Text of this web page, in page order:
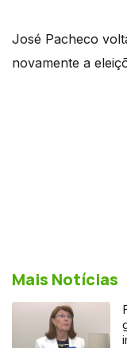
José Pacheco
novamente a
Mais Notícias